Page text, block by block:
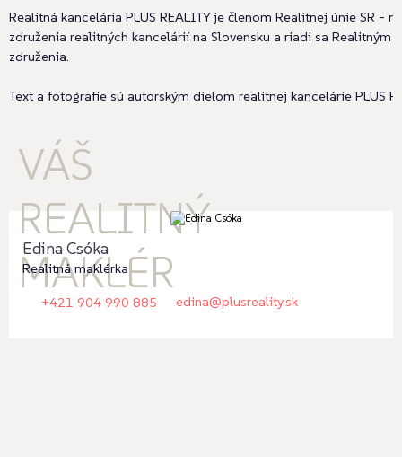
Realitná kancelária PLUS REALITY je členom Realitnej únie SR -
združenia realitných kancelárií na Slovensku a riadi sa Realitným
združenia.
Text a fotografie sú autorským dielom realitnej kancelárie PLUS
VÁŠ
REALITNÝ
MAKLÉR
Edina Csóka
Realitná maklérka
+421 904 990 885 edina@plusreality.sk